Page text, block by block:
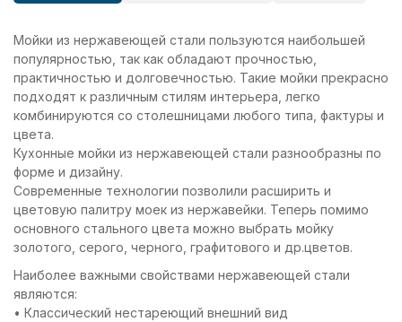
Мойки из нержавеющей стали пользуются наибольшей
популярностью, так как обладают прочностью,
практичностью и долговечностью. Такие мойки прекрасно
подходят к различным стилям интерьера, легко
комбинируются со столешницами любого типа, фактуры и
цвета.
Кухонные мойки из нержавеющей стали разнообразны по
форме и дизайну.
Современные технологии позволили расширить и
цветовую палитру моек из нержавейки. Теперь помимо
основного стального цвета можно выбрать мойку
золотого, серого, черного, графитового и др.цветов.
Наиболее важными свойствами нержавеющей стали
являются:
• Классический нестареющий внешний вид